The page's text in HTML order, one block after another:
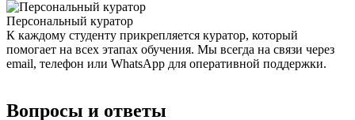
Персональный куратор
К каждому студенту прикрепляется куратор, который
помогает на всех этапах обучения. Мы всегда на связи через
email, телефон или WhatsApp для оперативной поддержки.
Вопросы и ответы